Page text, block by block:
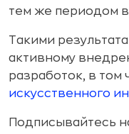
тем же периодом
Такими
активному
разработок, в том
искусственного
Подписывайтесь